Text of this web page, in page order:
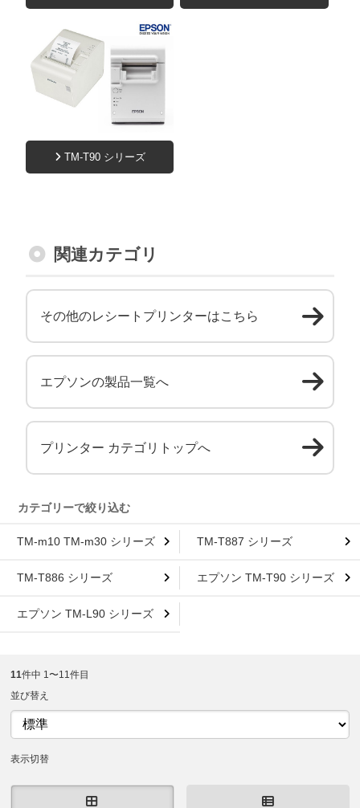
TM-T90 シリーズ
関連カテゴリ
その他のレシートプリンターはこちら
エプソンの製品一覧へ
プリンター カテゴリトップへ
TM-m10 TM-m30 シリーズ TM-T887 シリーズ
TM-T886 シリーズ エプソン TM-T90 シリーズ
エプソン TM-L90 シリーズ
11件中 1〜11件目
並び替え
表示切替